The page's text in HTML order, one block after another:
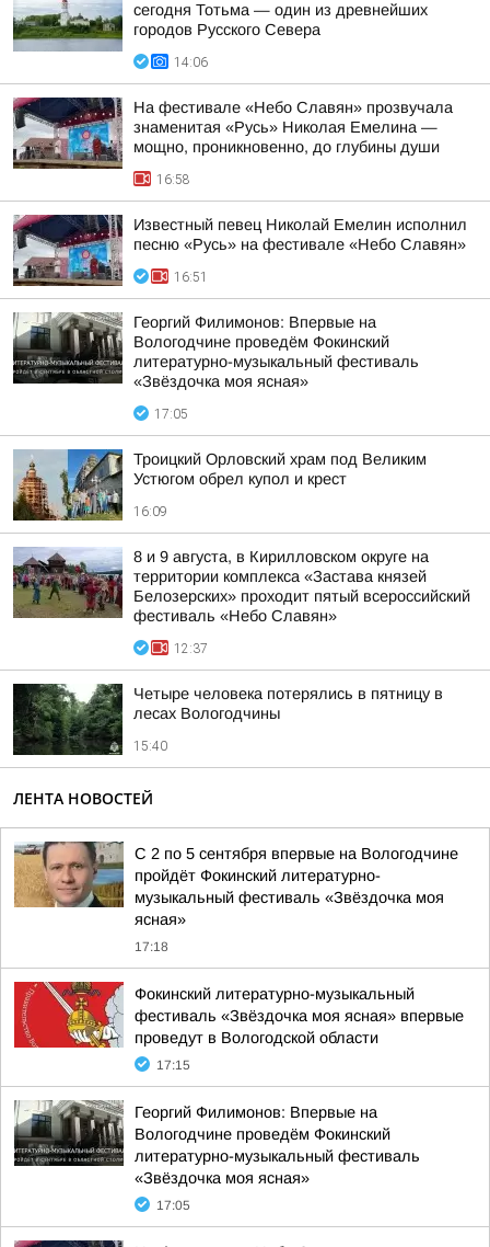
сегодня Тотьма — один из древнейших
городов Русского Севера
14:06
На фестивале «Небо Славян» прозвучала
знаменитая «Русь» Николая Емелина —
мощно, проникновенно, до глубины души
16:58
Известный певец Николай Емелин исполнил
песню «Русь» на фестивале «Небо Славян»
16:51
Георгий Филимонов: Впервые на
Вологодчине проведём Фокинский
литературно-музыкальный фестиваль
«Звёздочка моя ясная»
17:05
Троицкий Орловский храм под Великим
Устюгом обрел купол и крест
16:09
8 и 9 августа, в Кирилловском округе на
территории комплекса «Застава князей
Белозерских» проходит пятый всероссийский
фестиваль «Небо Славян»
12:37
Четыре человека потерялись в пятницу в
лесах Вологодчины
15:40
ЛЕНТА НОВОСТЕЙ
С 2 по 5 сентября впервые на Вологодчине
пройдёт Фокинский литературно-
музыкальный фестиваль «Звёздочка моя
ясная»
17:18
Фокинский литературно-музыкальный
фестиваль «Звёздочка моя ясная» впервые
проведут в Вологодской области
17:15
Георгий Филимонов: Впервые на
Вологодчине проведём Фокинский
литературно-музыкальный фестиваль
«Звёздочка моя ясная»
17:05